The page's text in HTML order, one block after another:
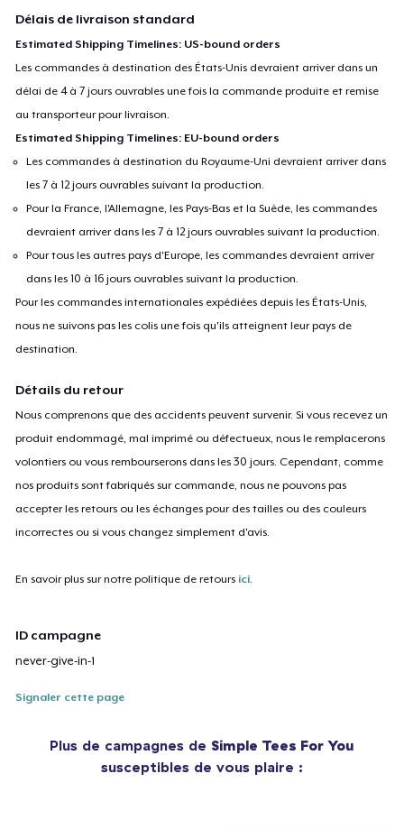
Délais de livraison standard
Estimated Shipping Timelines: US-bound orders
Les commandes à destination des États-Unis devraient arriver dans un
délai de 4 à 7 jours ouvrables une fois la commande produite et remise
au transporteur pour livraison.
Estimated Shipping Timelines: EU-bound orders
Les commandes à destination du Royaume-Uni devraient arriver dans
les 7 à 12 jours ouvrables suivant la production.
Pour la France, l'Allemagne, les Pays-Bas et la Suède, les commandes
devraient arriver dans les 7 à 12 jours ouvrables suivant la production.
Pour tous les autres pays d'Europe, les commandes devraient arriver
dans les 10 à 16 jours ouvrables suivant la production.
Pour les commandes internationales expédiées depuis les États-Unis,
nous ne suivons pas les colis une fois qu'ils atteignent leur pays de
destination.
Détails du retour
Nous comprenons que des accidents peuvent survenir. Si vous recevez un
produit endommagé, mal imprimé ou défectueux, nous le remplacerons
volontiers ou vous rembourserons dans les 30 jours. Cependant, comme
nos produits sont fabriqués sur commande, nous ne pouvons pas
accepter les retours ou les échanges pour des tailles ou des couleurs
incorrectes ou si vous changez simplement d'avis.
En savoir plus sur notre politique de retours ici
ID campagne
never-give-in-1
Signaler cette page
Plus de campagnes de Simple Tees For You
susceptibles de vous plaire :